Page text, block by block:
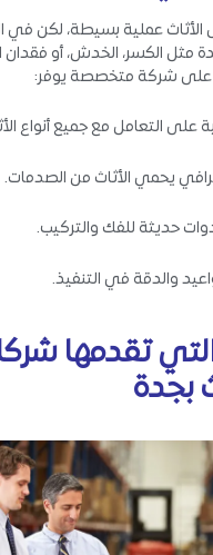
الأثاث عملية بسيطة، لكن في
مثل الكسر، الخدش، أو فقدان
على شركة متخصصة يوفر:
على التعامل مع جميع أنواع
يحمي الأثاث من الصدمات.
حديثة للفك والتركيب.
والدقة في التنفيذ.
تقدمها
بجدة